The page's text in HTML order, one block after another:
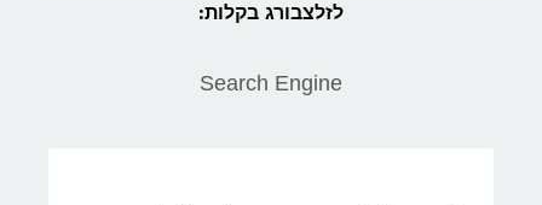
לזלצבורג בקלות:
Search Engine